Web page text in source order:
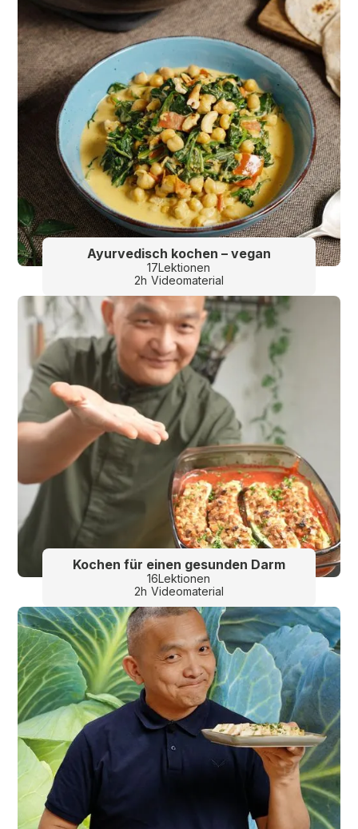
Ayurvedisch kochen – vegan
17Lektionen
2h Videomaterial
Kochen für einen gesunden Darm
16Lektionen
2h Videomaterial